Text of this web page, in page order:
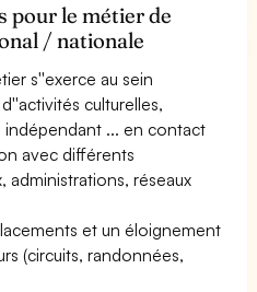
pour le métier de
/ nationale
s''exerce au sein
culturelles,
indépendant ... en contact
avec différents
administrations, réseaux
et un éloignement
(circuits, randonnées,